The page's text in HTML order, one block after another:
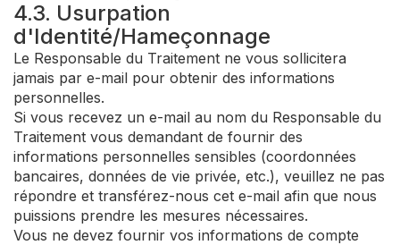
4.3. Usurpation
d'Identité/Hameçonnage
Le Responsable du Traitement ne vous sollicitera
jamais par e-mail pour obtenir des informations
personnelles.
Si vous recevez un e-mail au nom du Responsable du
Traitement vous demandant de fournir des
informations personnelles sensibles (coordonnées
bancaires, données de vie privée, etc.), veuillez ne pas
répondre et transférez-nous cet e-mail afin que nous
puissions prendre les mesures nécessaires.
Vous ne devez fournir vos informations de compte